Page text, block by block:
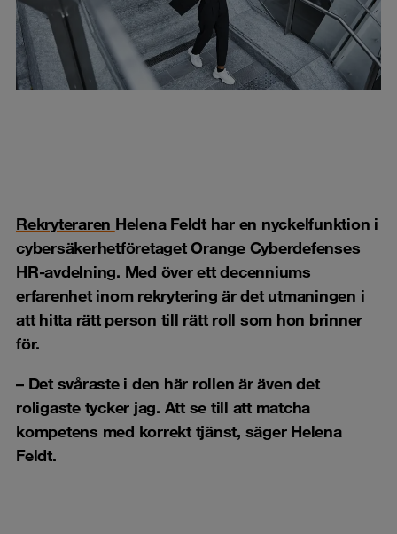
Rekryteraren Helena Feldt har en nyckelfunktion i
cybersäkerhetföretagetOrange Cyberdefenses
HR-avdelning. Med över ett decenniums
erfarenhet inom rekrytering är det utmaningen i
att hitta rätt person till rätt roll som hon brinner
för.
–Det svåraste i den här rollen är även det
roligaste tycker jag. Att se till att matcha
kompetens med korrekt tjänst, säger Helena
Feldt.